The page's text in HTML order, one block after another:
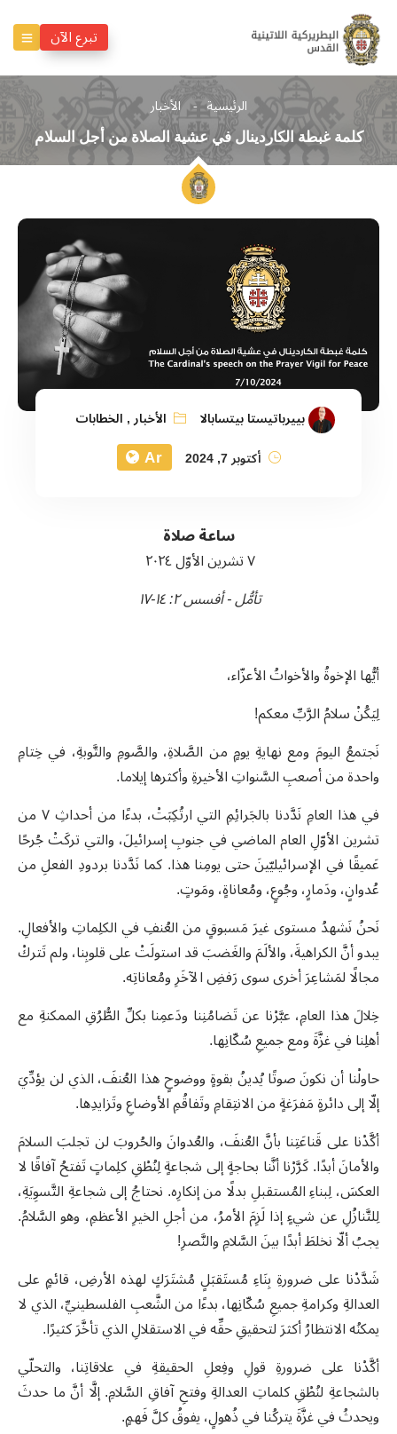
تبرع الآن
الرئيسية الأخبار
كلمة غبطة الكاردينال في عشية الصلاة من أجل السلام
بييرباتيستا بيتسابالا الأخبار, الخطابات
أكتوبر 7, 2024
Ar
ساعة صلاة
٧ تشرين الأوّل ٢٠٢٤
تأمُّل - أفسس ٢: ١٤-١٧
أيُّها الإخوةُ والأخواتُ الأعزّاء،
لِيَكُنْ سلامُ الرَّبِّ معكم!
نَجتمعُ اليومَ ومع نهايةِ يومٍ من الصَّلاةِ، والصَّومِ والتَّوبةِ، في خِتامِ
واحدة من أصعبِ السَّنواتِ الأخيرةِ وأكثرها إيلاما.
في هذا العامِ نَدَّدنا بالجَرائِمِ التي ارتُكِبَتْ، بدءًا من أحداثِ ٧ من
تشرين الأوّلِ العام الماضي في جنوبِ إسرائيلَ، والتي تركَتْ جُرحًا
عَميقًا في الإسرائيليّينَ حتى يومِنا هذا. كما نَدَّدنا بردودِ الفعلِ من
عُدوانٍ، ودَمارٍ، وجُوعٍ، ومُعاناةٍ، ومَوتٍ.
نَحنُ نَشهدُ مستوى غيرَ مَسبوقٍ من العُنفِ في الكلِماتِ والأفعالِ.
يبدو أنَّ الكراهيةَ، والألَمَ والغَضبَ قد استولَتْ على قلوبِنا، ولم تَتركْ
مجالًا لمَشاعِرَ أخرى سوى رَفضِ الآخَرِ ومُعاناتِه.
خِلالَ هذا العامِ، عبَّرْنا عن تَضامُنِنا ودَعمِنا بكلِّ الطُّرُقِ الممكنةِ مع
أهلِنا في غزَّةَ ومع جميعِ سُكّانِها.
حاولْنا أن نكونَ صوتًا يُدينُ بقوةٍ ووضوحٍ هذا العُنفَ، الذي لن يؤدِّيَ
إلّا إلى دائرةٍ مَفرَغةٍ من الانتِقامِ وتَفاقُمِ الأوضاعِ وتَزايدِها.
أكَّدْنا على قَناعَتِنا بأنَّ العُنفَ، والعُدوانَ والحُروبَ لن تجلبَ السلامَ
والأمانَ أبدًا. كَرَّرْنا أنَّنا بحاجةٍ إلى شجاعةٍ لِنُطْقِ كلِماتٍ تَفتحُ آفاقًا لا
العكسَ، لِبناءِ المُستقبلِ بدلًا من إنكارِه. نحتاجُ إلى شجاعةِ التَّسوِيَةِ،
لِلتَّنازُلِ عن شيءٍ إذا لَزِمَ الأمرُ، من أجلِ الخيرِ الأعظمِ، وهو السَّلامُ.
يجبُ ألّا نخلطَ أبدًا بينَ السَّلامِ والنَّصرِ!
شَدَّدْنا على ضرورةِ بِنَاءِ مُستَقبَلٍ مُشتَرَكٍ لهذه الأرضِ، قائمٍ على
العدالةِ وكرامةِ جميعِ سُكّانِها، بدءًا من الشَّعبِ الفلسطينيِّ، الذي لا
يمكنُه الانتظارُ أكثرَ لتحقيقِ حقِّه في الاستقلالِ الذي تأخَّرَ كثيرًا.
أكَّدْنا على ضرورةِ قولِ وفِعلِ الحقيقةِ في علاقاتِنا، والتحلّي
بالشجاعةِ لنُطْقِ كلماتِ العدالةِ وفتحِ آفاقِ السَّلامِ. إلَّا أنَّ ما حدثَ
ويحدثُ في غزَّةَ يتركُنا في ذُهولٍ، يفوقُ كلَّ فَهمٍ.